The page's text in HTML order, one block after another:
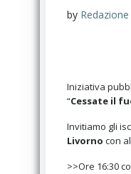
by Redazione
Iniziativa
“Cessate il
Invitiamo gli
Livorno con
>>Ore 16:30